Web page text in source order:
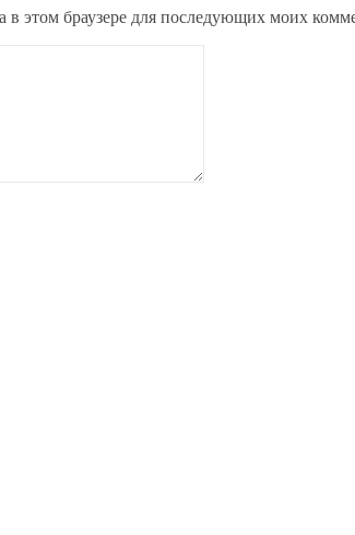
в этом браузере для последующих моих